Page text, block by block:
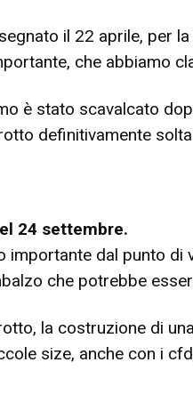
il 22 aprile, per
che abbiamo
è stato scavalcato
definitivamente
24 settembre.
importante dal punto di
che potrebbe
la costruzione di
size, anche con i